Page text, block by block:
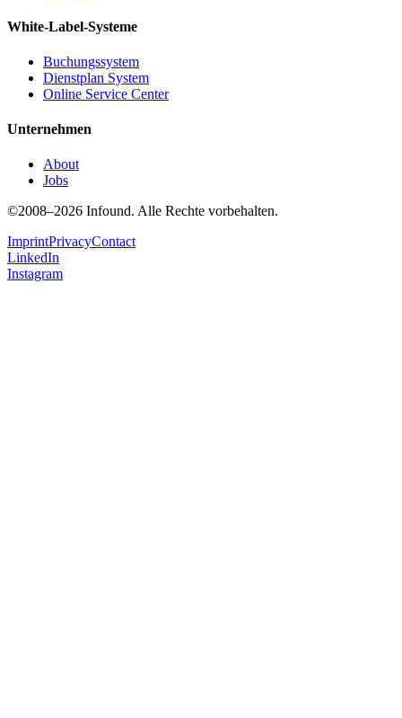
White-Label-Systeme
Buchungssystem
Dienstplan System
Online Service Center
Unternehmen
About
Jobs
©2008–2026 Infound. Alle Rechte vorbehalten.
ImprintPrivacyContact
LinkedIn
Instagram